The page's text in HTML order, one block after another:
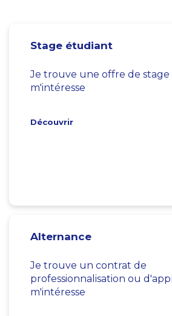
Stage étudiant
Je trouve une offre de
m'intéresse
Découvrir
Alternance
Je trouve un contrat de
professionnalisation ou
m'intéresse